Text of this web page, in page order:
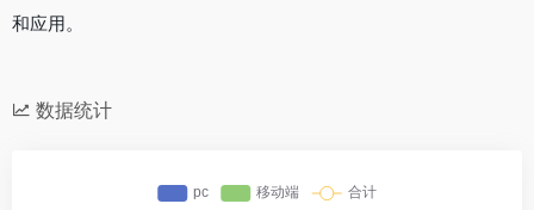
和应用。
数据统计